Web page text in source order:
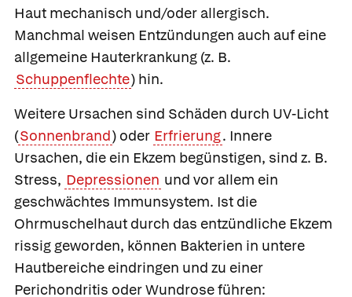
Haut mechanisch und/oder allergisch.
Manchmal weisen Entzündungen auch auf eine
allgemeine Hauterkrankung (z. B.
Schuppenflechte) hin.
Weitere Ursachen sind Schäden durch UV-Licht
(Sonnenbrand) oder Erfrierung. Innere
Ursachen, die ein Ekzem begünstigen, sind z. B.
Stress, Depressionen und vor allem ein
geschwächtes Immunsystem. Ist die
Ohrmuschelhaut durch das entzündliche Ekzem
rissig geworden, können Bakterien in untere
Hautbereiche eindringen und zu einer
Perichondritis oder Wundrose führen: